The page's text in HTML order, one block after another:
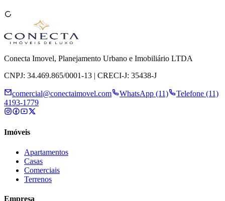
Conecta Imovel, Planejamento Urbano e Imobiliário LTDA
CNPJ: 34.469.865/0001-13 | CRECI-J: 35438-J
comercial@conectaimovel.com WhatsApp (11)
Telefone (11)
4193-1779
Imóveis
Apartamentos
Casas
Comerciais
Terrenos
Empresa